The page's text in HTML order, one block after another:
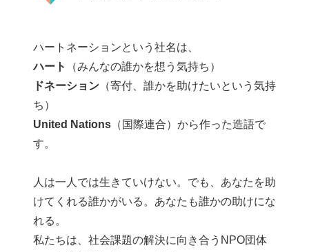
ハートネーションという社名は、
ハート
（みんなの誰かを想う気持ち）
ドネーション （寄付、誰かを助けたいという気持
ち）
United Nations （国際連合）から作った造語で
す。
人は一人では生きていけない。でも、あなたを助
けてくれる誰かがいる。あなたも誰かの助けにな
れる。
私たちは、社会課題の解決に向き合うNPO団体